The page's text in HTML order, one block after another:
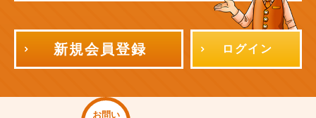
新規会員登録 ログイン
お問い